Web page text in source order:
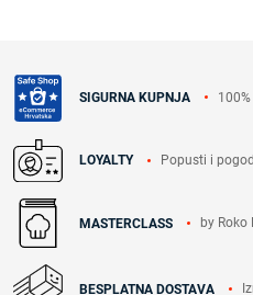
SIGURNA KUPNJA
LOYALTY Popusti i
MASTERCLASS by Roko
BESPLATNA DOSTAVA